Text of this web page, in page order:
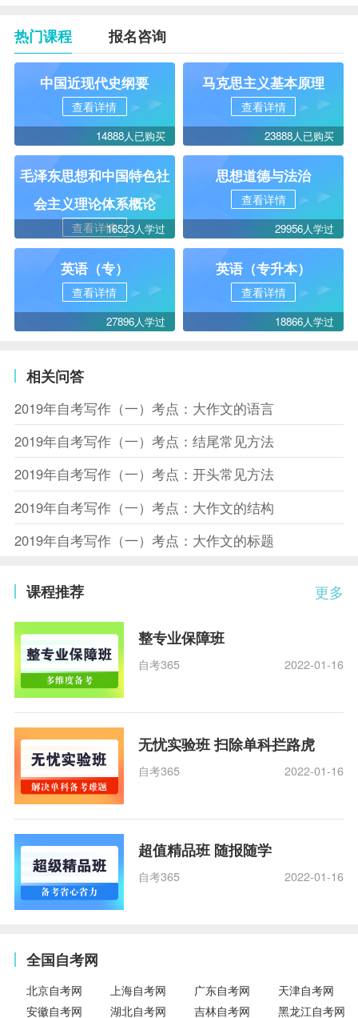
热门课程 报名咨询
中国近现代史纲要
查看详情
14888人已购买
马克思主义基本原理
查看详情
23888人已购买
毛泽东思想和中国特色社
会主义理论体系概论
查看详情16523人学过
思想道德与法治
查看详情
29956人学过
英语（专）
查看详情
27896人学过
英语（专升本）
查看详情
18866人学过
相关问答
2019年自考写作（一）考点：大作文的语言
2019年自考写作（一）考点：结尾常见方法
2019年自考写作（一）考点：开头常见方法
2019年自考写作（一）考点：大作文的结构
2019年自考写作（一）考点：大作文的标题
更多
课程推荐
整专业保障班
自考365 2022-01-16
无忧实验班 扫除单科拦路虎
自考365 2022-01-16
超值精品班 随报随学
自考365 2022-01-16
全国自考网
北京自考网 上海自考网 广东自考网
天津自考网
安徽自考网
湖北自考网 吉林自考网 黑龙江自考网